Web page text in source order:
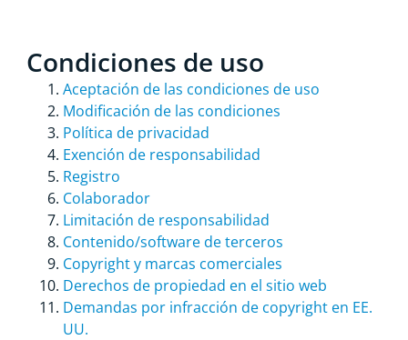
Condiciones de uso
Aceptación de las condiciones de uso
Modificación de las condiciones
Política de privacidad
Exención de responsabilidad
Registro
Colaborador
Limitación de responsabilidad
Contenido/software de terceros
Copyright y marcas comerciales
Derechos de propiedad en el sitio web
Demandas por infracción de copyright en EE.
UU.